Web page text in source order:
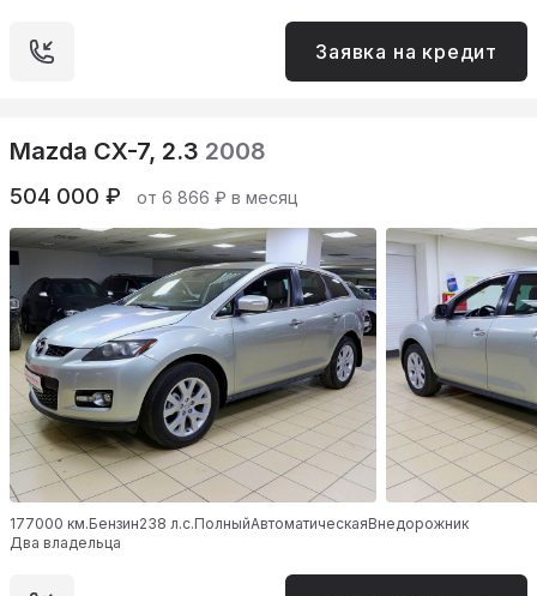
Заявка на кредит
Mazda CX-7, 2.3 2008
504 000 ₽ от 6 866 ₽ в месяц
177000 км.Бензин238 л.с.ПолныйАвтоматическаяВнедорожник
Два владельца